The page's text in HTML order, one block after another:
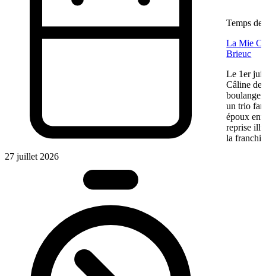
27 juillet 2026
Temps de
La Mie
Brieuc
Le 1er
Câline de
un trio
époux
reprise
la